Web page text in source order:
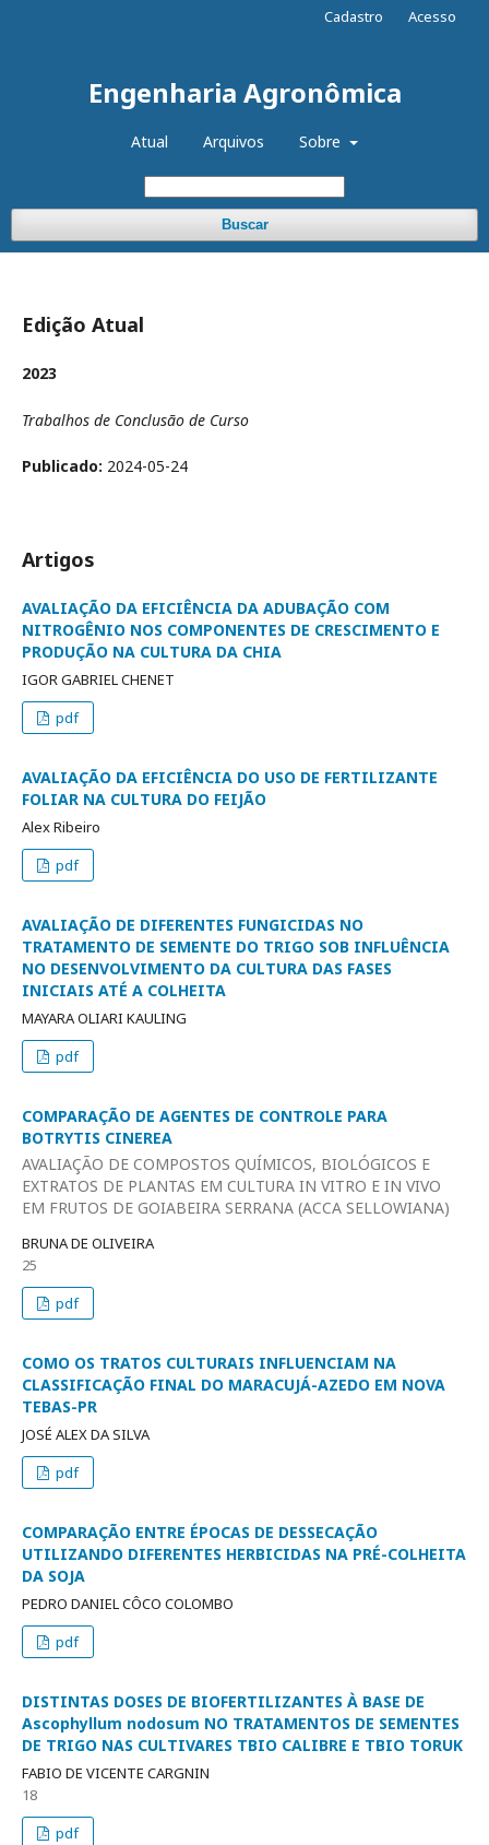
Engenharia Agronômica
Atual Arquivos Sobre
Buscar
Cadastro Acesso
Edição Atual
2023
Trabalhos de Conclusão de Curso
Publicado: 2024-05-24
Artigos
AVALIAÇÃO DA EFICIÊNCIA DA ADUBAÇÃO COM
NITROGÊNIO NOS COMPONENTES DE CRESCIMENTO E
PRODUÇÃO NA CULTURA DA CHIA
IGOR GABRIEL CHENET
pdf
AVALIAÇÃO DA EFICIÊNCIA DO USO DE FERTILIZANTE
FOLIAR NA CULTURA DO FEIJÃO
Alex Ribeiro
pdf
AVALIAÇÃO DE DIFERENTES FUNGICIDAS NO
TRATAMENTO DE SEMENTE DO TRIGO SOB INFLUÊNCIA
NO DESENVOLVIMENTO DA CULTURA DAS FASES
INICIAIS ATÉ A COLHEITA
MAYARA OLIARI KAULING
pdf
COMPARAÇÃO DE AGENTES DE CONTROLE PARA
BOTRYTIS CINEREA
AVALIAÇÃO DE COMPOSTOS QUÍMICOS, BIOLÓGICOS E
EXTRATOS DE PLANTAS EM CULTURA IN VITRO E IN VIVO
EM FRUTOS DE GOIABEIRA SERRANA (ACCA SELLOWIANA)
BRUNA DE OLIVEIRA
25
pdf
COMO OS TRATOS CULTURAIS INFLUENCIAM NA
CLASSIFICAÇÃO FINAL DO MARACUJÁ-AZEDO EM NOVA
TEBAS-PR
JOSÉ ALEX DA SILVA
pdf
COMPARAÇÃO ENTRE ÉPOCAS DE DESSECAÇÃO
UTILIZANDO DIFERENTES HERBICIDAS NA PRÉ-COLHEITA
DA SOJA
PEDRO DANIEL CÔCO COLOMBO
pdf
DISTINTAS DOSES DE BIOFERTILIZANTES À BASE DE
Ascophyllum nodosum NO TRATAMENTOS DE SEMENTES
DE TRIGO NAS CULTIVARES TBIO CALIBRE E TBIO TORUK
FABIO DE VICENTE CARGNIN
18
pdf